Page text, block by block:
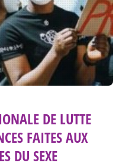
DE LUTTE
FAITES AUX
DU SEXE